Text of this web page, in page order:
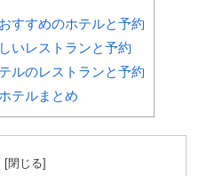
すすめのホテルと予約
いレストランと予約
ルのレストランと予約
テルまとめ